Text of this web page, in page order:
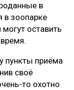
в
в зоопарке
оставить
пункты приёма
своё
то охотно